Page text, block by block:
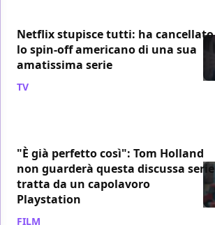
Netflix stupisce tutti: ha cancellato
lo spin-off americano di una sua
amatissima serie
TV
"È già perfetto così": Tom Holland
non guarderà questa discussa serie
tratta da un capolavoro
Playstation
FILM